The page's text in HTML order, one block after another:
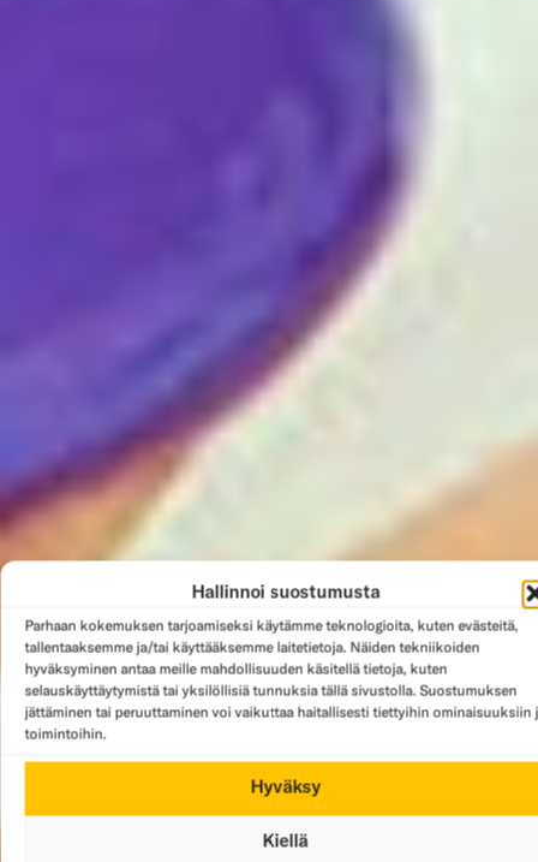
Hallinnoi suostumusta
Parhaan kokemuksen tarjoamiseksi käytämme teknologioita, kuten evästeitä,
tallentaaksemme ja/tai käyttääksemme laitetietoja. Näiden tekniikoiden
hyväksyminen antaa meille mahdollisuuden käsitellä tietoja, kuten
selauskäyttäytymistä tai yksilöllisiä tunnuksia tällä sivustolla. Suostumuksen
jättäminen tai peruuttaminen voi vaikuttaa haitallisesti tiettyihin ominaisuuksiin
toimintoihin.
Hyväksy
Kiellä